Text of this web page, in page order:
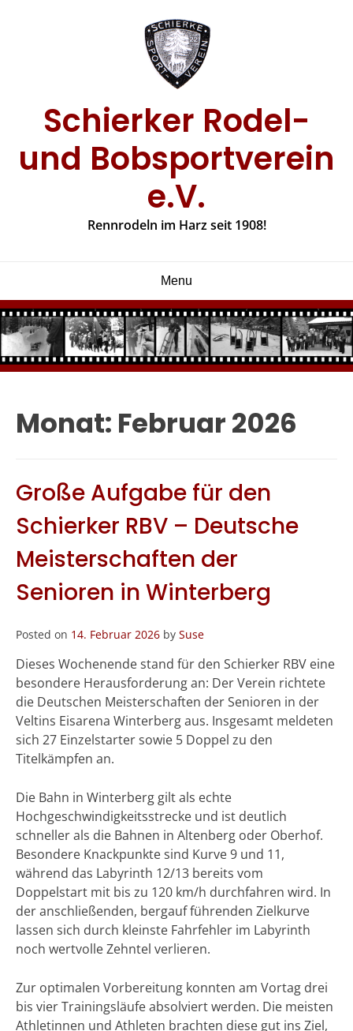
Schierker Rodel-
und Bobsportverein
e.V.
Rennrodeln im Harz seit 1908!
Menu
Monat: Februar 2026
Große Aufgabe für den
Schierker RBV – Deutsche
Meisterschaften der
Senioren in Winterberg
Posted on 14. Februar 2026 by Suse
Dieses Wochenende stand für den Schierker RBV eine
besondere Herausforderung an: Der Verein richtete
die Deutschen Meisterschaften der Senioren in der
Veltins Eisarena Winterberg aus. Insgesamt meldeten
sich 27 Einzelstarter sowie 5 Doppel zu den
Titelkämpfen an.
Die Bahn in Winterberg gilt als echte
Hochgeschwindigkeitsstrecke und ist deutlich
schneller als die Bahnen in Altenberg oder Oberhof.
Besondere Knackpunkte sind Kurve 9 und 11,
während das Labyrinth 12/13 bereits vom
Doppelstart mit bis zu 120 km/h durchfahren wird. In
der anschließenden, bergauf führenden Zielkurve
lassen sich durch kleinste Fahrfehler im Labyrinth
noch wertvolle Zehntel verlieren.
Zur optimalen Vorbereitung konnten am Vortag drei
bis vier Trainingsläufe absolviert werden. Die meisten
Athletinnen und Athleten brachten diese gut ins Ziel,